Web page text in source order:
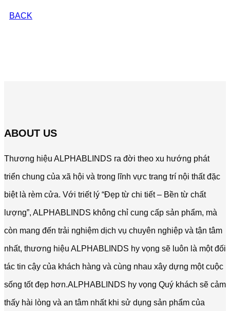
BACK
ABOUT US
Thương hiệu ALPHABLINDS ra đời theo xu hướng phát
triển chung của xã hội và trong lĩnh vực trang trí nội thất đặc
biệt là rèm cửa. Với triết lý “Đẹp từ chi tiết – Bền từ chất
lượng”, ALPHABLINDS không chỉ cung cấp sản phẩm, mà
còn mang đến trải nghiệm dịch vụ chuyên nghiệp và tận tâm
nhất, thương hiệu ALPHABLINDS hy vọng sẽ luôn là một đối
tác tin cậy của khách hàng và cùng nhau xây dựng một cuộc
sống tốt đẹp hơn.ALPHABLINDS hy vọng Quý khách sẽ cảm
thấy hài lòng và an tâm nhất khi sử dụng sản phẩm của